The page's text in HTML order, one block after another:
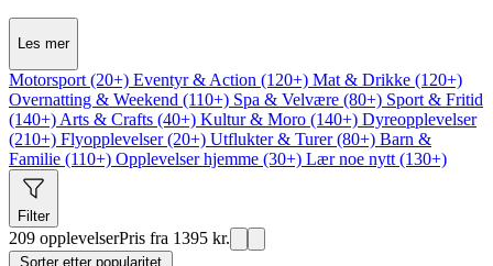
Les mer
Motorsport (20+) Eventyr & Action (120+) Mat & Drikke (120+)
Overnatting & Weekend (110+) Spa & Velvære (80+) Sport & Fritid
(140+) Arts & Crafts (40+) Kultur & Moro (140+) Dyreopplevelser
(210+) Flyopplevelser (20+) Utflukter & Turer (80+) Barn &
Familie (110+) Opplevelser hjemme (30+) Lær noe nytt (130+)
Filter
209 opplevelserPris fra 1395 kr.